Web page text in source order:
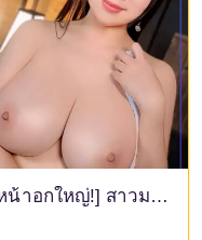
MFCS-111 [ผู้นำยุค Reiwa ของหน้าอกใหญ่!] สาวมหาวิทยาลัยชมรมเทนนิสที่มีหน้าอกใหญ่โตราวกับเทพเจ้า] สวยและใหญ่ขนาดนี้... แม้แต่พวกที่ชอบก้นก็ยังต้องพลิกตัวด้วยความตื่นเต้น เมื่อหน้าอกอันน่าทึ่งของเธอเด้งขึ้นลงในทุกตำแหน่ง! - เธอคือผู้หญิงหมายเลข 1 ที่ผู้ชายคนไหนๆ ก็อยากลองสักครั้ง ด้วยหุ่นที่น่าทึ่งและกิริยาที่เซ็กซี่! มันไม่ใช่แค่เรื่องของรูปลักษณ์เท่านั้น... ร่างกายที่สมบูรณ์แบบของเธอยังอ่อนไหวด้วย ดังนั้นคุณมั่นใจได้เลยว่าเธอจะถูกเพื่อนร่วมคลับครอบงำหลังจากโดนครีมพายและบุคคาเกะ! - [Amachua Hame REC #Lunachi #นักศึกษาหญิง]